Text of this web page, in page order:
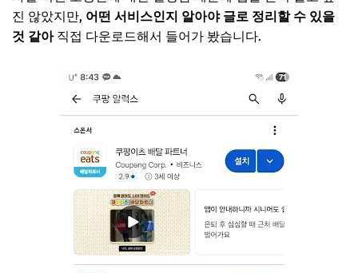
진 않았지만, 어떤 서비스인지 알아야 글로 정리할 수 있을
것 같아 직접 다운로드해서 들어가 봤습니다.